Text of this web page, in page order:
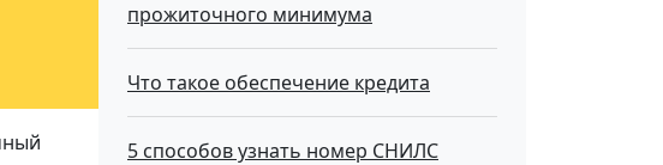
прожиточного минимума
Что такое обecпeчeниe кpeдитa
5 способов узнать номер СНИЛС